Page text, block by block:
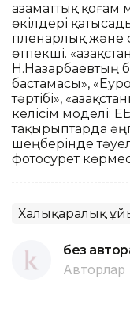
азаматтық қоғам
өкілдері
пленарлық және
өтпекші.
Н.Назарбаевтың
бастамасы»,
тәртібі»,
келісім моделі:
тақырыптарда
шеңберінде
фотосурет
Халықаралық
без
Авторлар